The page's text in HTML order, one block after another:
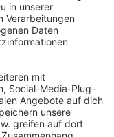
die
Sie der
Legends Worlds